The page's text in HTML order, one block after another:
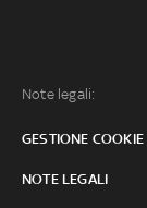
Note legali:
GESTIONE COOKIE
NOTE LEGALI